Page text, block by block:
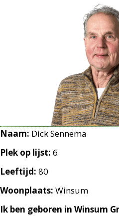
Ik ben geboren in Winsum
Naam: Dick Sennema
Plek op lijst: 6
Leeftijd: 80
Woonplaats: Winsum